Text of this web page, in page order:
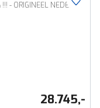
Citroen ë-Berlingo Feel 50 kWh - SOH 92,3% !!! - ORIGINEEL NEDERLANDSE AUTO - AFNEEMBARE TREKHAAK - TREKGEWICHT 750 KG - NAVIGATIE - PARKEERSENSOREN ACHTER - VOORSTOELEN VERWARMD - MIDDENARMSTEUN VOOR - CLIMATE CONTROL - CRUISE CONTROL - 3 FASE LADEN - ACHTERRUIT APART TE OPENEN
28.745,-